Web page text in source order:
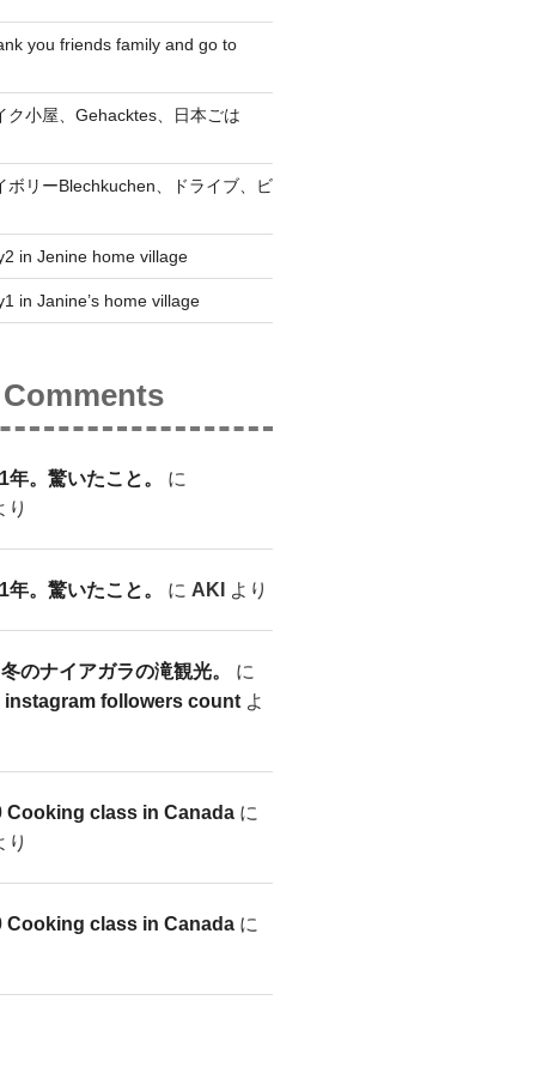
you friends family and go to
ク小屋、Gehacktes、日本ごは
ボリーBlechkuchen、ドライブ、ビ
in Jenine home village
in Janine’s home village
年。驚いたこと。
に
年。驚いたこと。 に AKI より
のナイアガラの滝観光。
に
instagram followers countよ
Cooking class in Canadaに
Cooking class in Canadaに